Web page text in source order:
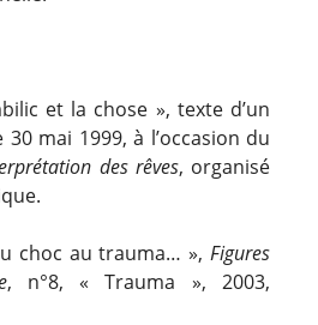
et la chose », texte d’un
mai 1999, à l’occasion du
des rêves, organisé
choc au trauma… », Figures
, n°8, « Trauma », 2003,